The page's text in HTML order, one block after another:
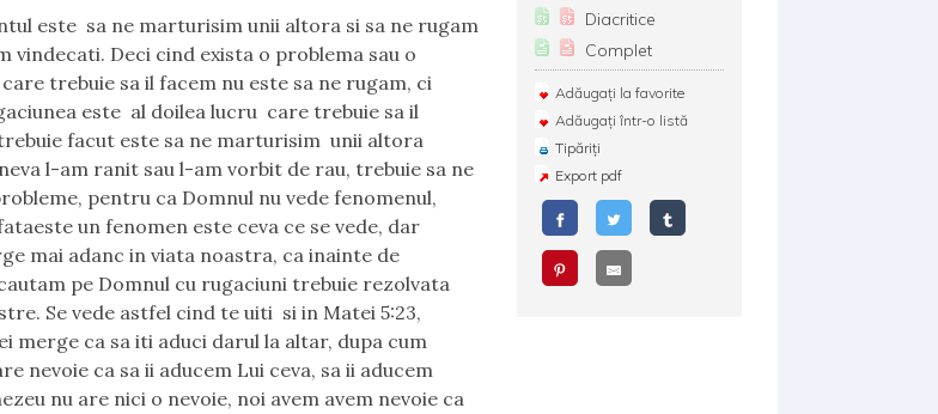
este sa ne marturisim unii altora si sa ne rugam
vindecati. Deci cind exista o problema sau o
trebuie sa il facem nu este sa ne rugam, ci
este al doilea lucru care trebuie sa il
facut este sa ne marturisim unii altora
l-am ranit sau l-am vorbit de rau, trebuie sa ne
pentru ca Domnul nu vede fenomenul,
un fenomen este ceva ce se vede, dar
mai adanc in viata noastra, ca inainte de
pe Domnul cu rugaciuni trebuie rezolvata
Se vede astfel cind te uiti si in Matei 5:23,
merge ca sa iti aduci darul la altar, dupa cum
nevoie ca sa ii aducem Lui ceva, sa ii aducem
nu are nici o nevoie, noi avem avem nevoie ca
Diacritice
Complet
Adăugați la favorite
Adăugați într-o listă
Tipăriți
Export pdf